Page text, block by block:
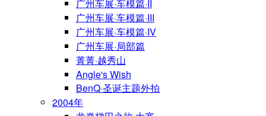
广州车展·车模篇·II
广州车展·车模篇·III
广州车展·车模篇·IV
广州车展·局部篇
菁菁·越秀山
Angle's Wish
BenQ·圣诞主题外拍
2004年